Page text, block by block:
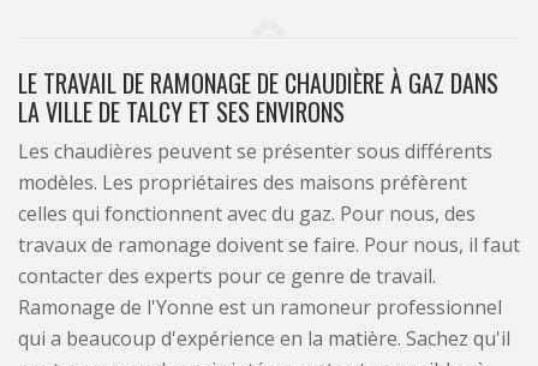
LE TRAVAIL DE RAMONAGE DE CHAUDIÈRE À GAZ DANS
LA VILLE DE TALCY ET SES ENVIRONS
Les chaudières peuvent se présenter sous différents
modèles. Les propriétaires des maisons préfèrent
celles qui fonctionnent avec du gaz. Pour nous, des
travaux de ramonage doivent se faire. Pour nous, il faut
contacter des experts pour ce genre de travail.
Ramonage de l'Yonne est un ramoneur professionnel
qui a beaucoup d'expérience en la matière. Sachez qu'il